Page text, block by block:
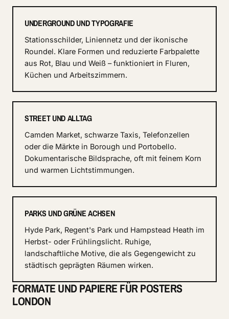
UNDERGROUND UND TYPOGRAFIE
Stationsschilder, Liniennetz und der ikonische
Roundel. Klare Formen und reduzierte Farbpalette
aus Rot, Blau und Weiß – funktioniert in Fluren,
Küchen und Arbeitszimmern.
STREET UND ALLTAG
Camden Market, schwarze Taxis, Telefonzellen
oder die Märkte in Borough und Portobello.
Dokumentarische Bildsprache, oft mit feinem Korn
und warmen Lichtstimmungen.
PARKS UND GRÜNE ACHSEN
Hyde Park, Regent's Park und Hampstead Heath im
Herbst- oder Frühlingslicht. Ruhige,
landschaftliche Motive, die als Gegengewicht zu
städtisch geprägten Räumen wirken.
FORMATE UND PAPIERE FÜR POSTERS
LONDON